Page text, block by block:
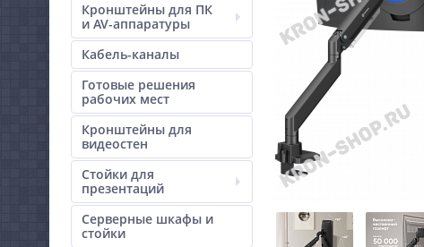
Кронштейны для ПК
и AV-аппаратуры
Кабель-каналы
Готовые решения
рабочих мест
Кронштейны для
видеостен
Стойки для
презентаций
Серверные шкафы и
стойки